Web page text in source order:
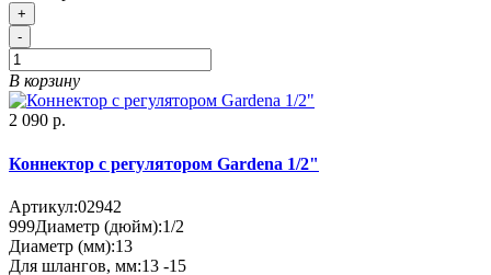
+
-
В корзину
2 090 р.
Коннектор с регулятором Gardena 1/2"
Артикул:02942
999Диаметр (дюйм):1/2
Диаметр (мм):13
Для шлангов, мм:13 -15